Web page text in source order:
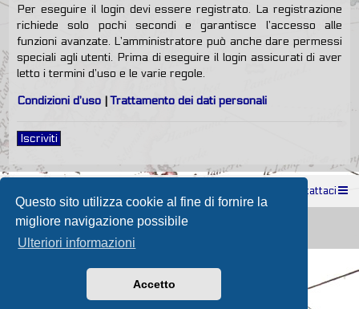
Questo sito utilizza cookie al fine di fornire la
migliore navigazione possibile
Ulteriori informazioni
Accetto
Per eseguire il login devi essere registrato. La registrazione
richiede solo pochi secondi e garantisce l’accesso alle
funzioni avanzate. L’amministratore può anche dare permessi
speciali agli utenti. Prima di eseguire il login assicurati di aver
letto i termini d’uso e le varie regole.
Condizioni d’uso |Trattamento dei dati personali
Iscriviti
Contattaci
Powered byphpBB® Forum Software © phpBB Limited
Passione Nutica 2017 style created by
Traduzione Italiana